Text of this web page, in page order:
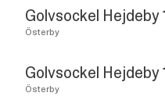
Golvsockel Hejdeby
Österby
Golvsockel
Österby